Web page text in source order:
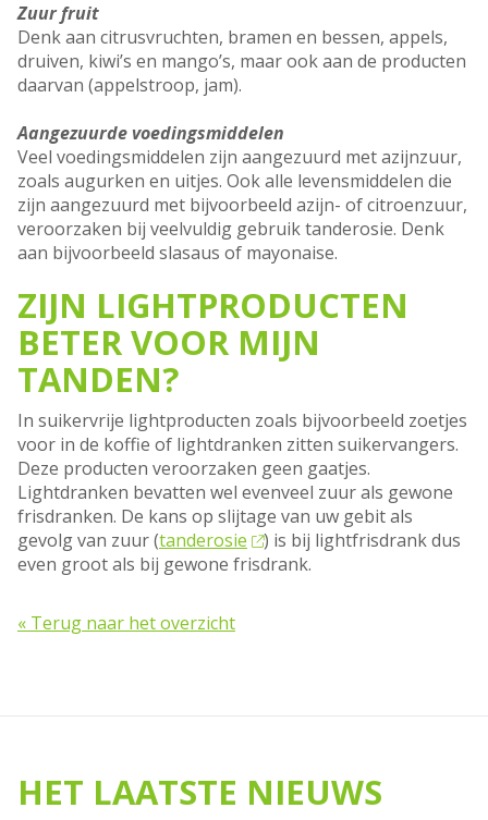
Zuur fruit
Denk aan citrusvruchten, bramen en bessen, appels,
druiven, kiwi’s en mango’s, maar ook aan de producten
daarvan (appelstroop, jam).
Aangezuurde voedingsmiddelen
Veel voedingsmiddelen zijn aangezuurd met azijnzuur,
zoals augurken en uitjes. Ook alle levensmiddelen die
zijn aangezuurd met bijvoorbeeld azijn- of citroenzuur,
veroorzaken bij veelvuldig gebruik tanderosie. Denk
aan bijvoorbeeld slasaus of mayonaise.
ZIJN LIGHTPRODUCTEN
BETER VOOR MIJN
TANDEN?
In suikervrije lightproducten zoals bijvoorbeeld zoetjes
voor in de koffie of lightdranken zitten suikervangers.
Deze producten veroorzaken geen gaatjes.
Lightdranken bevatten wel evenveel zuur als gewone
frisdranken. De kans op slijtage van uw gebit als
gevolg van zuur (tanderosie
) is bij lightfrisdrank dus
even groot als bij gewone frisdrank.
« Terug naar het overzicht
HET LAATSTE NIEUWS